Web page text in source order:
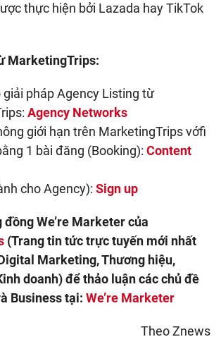
thực hiện bởi Lazada hay TikTok
MarketingTrips:
pháp Agency Listing từ
Agency Networks
giới hạn trên MarketingTrips vớfi
1 bài đăng (Booking): Content
cho Agency): Sign up
đồng We’re Marketer của
(Trang tin tức trực tuyến mới nhất
Marketing, Thương hiệu,
doanh) để thảo luận các chủ đề
Business tại: We’re Marketer
Theo Znews